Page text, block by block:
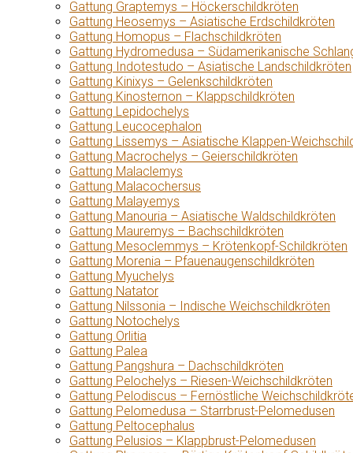
Gattung Graptemys – Höckerschildkröten
Gattung Heosemys – Asiatische Erdschildkröten
Gattung Homopus – Flachschildkröten
Gattung Hydromedusa – Südamerikanische
Gattung Indotestudo – Asiatische Landschildkröten
Gattung Kinixys – Gelenkschildkröten
Gattung Kinosternon – Klappschildkröten
Gattung Lepidochelys
Gattung Leucocephalon
Gattung Lissemys – Asiatische Klappen-
Gattung Macrochelys – Geierschildkröten
Gattung Malaclemys
Gattung Malacochersus
Gattung Malayemys
Gattung Manouria – Asiatische Waldschildkröten
Gattung Mauremys – Bachschildkröten
Gattung Mesoclemmys – Krötenkopf-Schildkröten
Gattung Morenia – Pfauenaugenschildkröten
Gattung Myuchelys
Gattung Natator
Gattung Nilssonia – Indische Weichschildkröten
Gattung Notochelys
Gattung Orlitia
Gattung Palea
Gattung Pangshura – Dachschildkröten
Gattung Pelochelys – Riesen-Weichschildkröten
Gattung Pelodiscus – Fernöstliche
Gattung Pelomedusa – Starrbrust-Pelomedusen
Gattung Peltocephalus
Gattung Pelusios – Klappbrust-Pelomedusen